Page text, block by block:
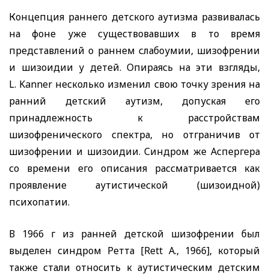
Концепция раннего детского аутизма развивалась
на фоне уже существовавших в то время
представлений о раннем слабоумии, шизофрении
и шизоидии у детей. Опираясь на эти взгляды,
L. Kanner несколько изменил свою точку зрения на
ранний детский аутизм, допуская его
принадлежность к расстройствам
шизофренического спектра, но отграничив от
шизофрении и шизоидии. Синдром же Аспергера
со времени его описания рассматривается как
проявление аутистической (шизоидной)
психопатии.
В 1966 г из ранней детской шизофрении был
выделен синдром Ретта [Rett A., 1966], который
также стали относить к аутистическим детским